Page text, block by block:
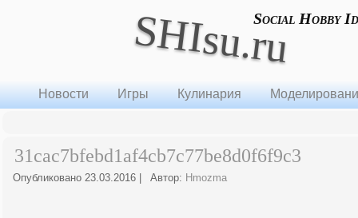
SHIsu.ruSocial Hobby
Новости Игры Кулинария
31cac7bfebd1af4cb7c77be8d0f6f9c3
Опубликовано 23.03.2016 Автор: Hmozma